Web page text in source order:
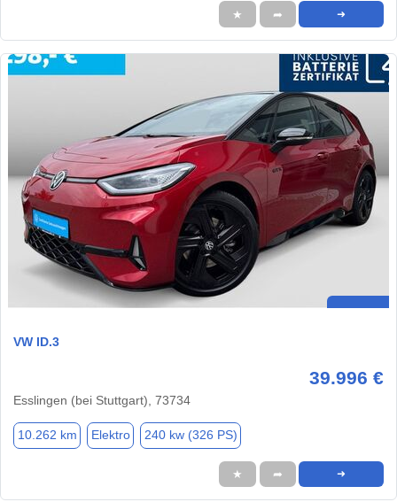
★ ➦ ➜
VW ID.3
39.996 €
Esslingen (bei Stuttgart), 73734
10.262 km Elektro 240 kw (326 PS)
★ ➦ ➜